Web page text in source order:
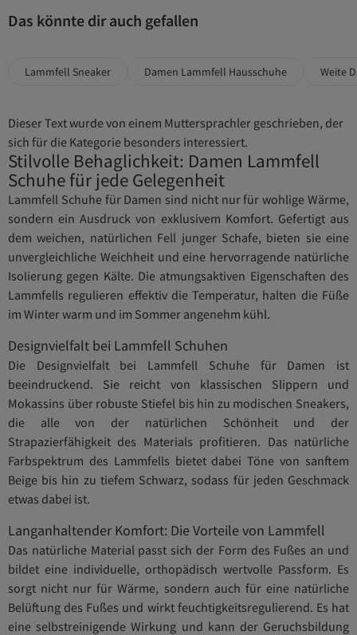
Das könnte dir auch gefallen
Lammfell Sneaker Damen Lammfell Hausschuhe Weite
Dieser Text wurde von einem Muttersprachler geschrieben, der
sich für die Kategorie besonders interessiert.
Stilvolle Behaglichkeit: Damen Lammfell
Schuhe für jede Gelegenheit
Lammfell Schuhe für Damen sind nicht nur für wohlige Wärme,
sondern ein Ausdruck von exklusivem Komfort. Gefertigt aus
dem weichen, natürlichen Fell junger Schafe, bieten sie eine
unvergleichliche Weichheit und eine hervorragende natürliche
Isolierung gegen Kälte. Die atmungsaktiven Eigenschaften des
Lammfells regulieren effektiv die Temperatur, halten die Füße
im Winter warm und im Sommer angenehm kühl.
Designvielfalt bei Lammfell Schuhen
Die Designvielfalt bei Lammfell Schuhe für Damen ist
beeindruckend. Sie reicht von klassischen Slippern und
Mokassins über robuste Stiefel bis hin zu modischen Sneakers,
die alle von der natürlichen Schönheit und der
Strapazierfähigkeit des Materials profitieren. Das natürliche
Farbspektrum des Lammfells bietet dabei Töne von sanftem
Beige bis hin zu tiefem Schwarz, sodass für jeden Geschmack
etwas dabei ist.
Langanhaltender Komfort: Die Vorteile von Lammfell
Das natürliche Material passt sich der Form des Fußes an und
bildet eine individuelle, orthopädisch wertvolle Passform. Es
sorgt nicht nur für Wärme, sondern auch für eine natürliche
Belüftung des Fußes und wirkt feuchtigkeitsregulierend. Es hat
eine selbstreinigende Wirkung und kann der Geruchsbildung